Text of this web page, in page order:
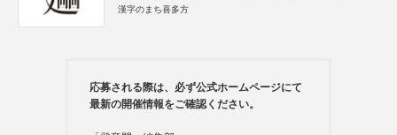
漢字のまち喜多方
応募される際は、必ず公式ホームページにて
最新の開催情報をご確認ください。